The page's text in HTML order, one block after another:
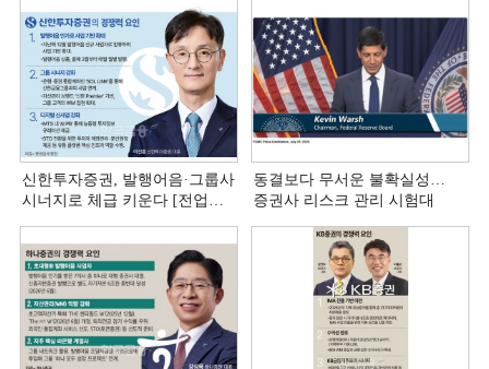
신한투자증권, 발행어음·그룹사
시너지로 체급 키운다 [전업계
동결보다 무서운 불확실성…
증권사 리스크 관리 시험대